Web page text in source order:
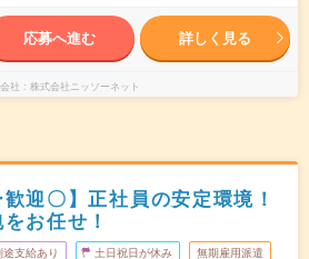
応募へ進む 詳しく見る
社 株式会社ニッソーネット
歓迎〇】正社員の安定環境！
お任せ！
途支給あり 土日祝日が休み 無期雇用派遣